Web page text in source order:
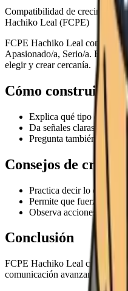
Compatibilidad de crecimiento
Hachiko Leal (FCPE)
FCPE Hachiko Leal combina
Apasionado/a, Serio/a. Este
elegir y crear cercanía.
Cómo construir
Explica qué tipo de
Da señales claras de cariño
Pregunta también por el
Consejos de
Practica decir lo que
Permite que fuerza y
Observa acciones
Conclusión
FCPE Hachiko Leal crece
comunicación avanzan en la